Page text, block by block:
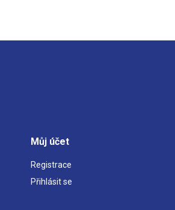
Můj účet
Registrace
Přihlásit se